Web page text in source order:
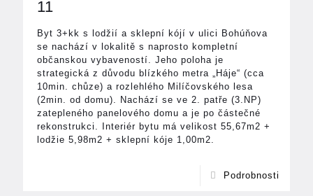
11
Byt 3+kk s lodžií a sklepní kójí v ulici Bohúňova
se nachází v lokalitě s naprosto kompletní
občanskou vybaveností. Jeho poloha je
strategická z důvodu blízkého metra „Háje“ (cca
10min. chůze) a rozlehlého Milíčovského lesa
(2min. od domu). Nachází se ve 2. patře (3.NP)
zatepleného panelového domu a je po částečné
rekonstrukci. Interiér bytu má velikost 55,67m2 +
lodžie 5,98m2 + sklepní kóje 1,00m2.
Podrobnosti